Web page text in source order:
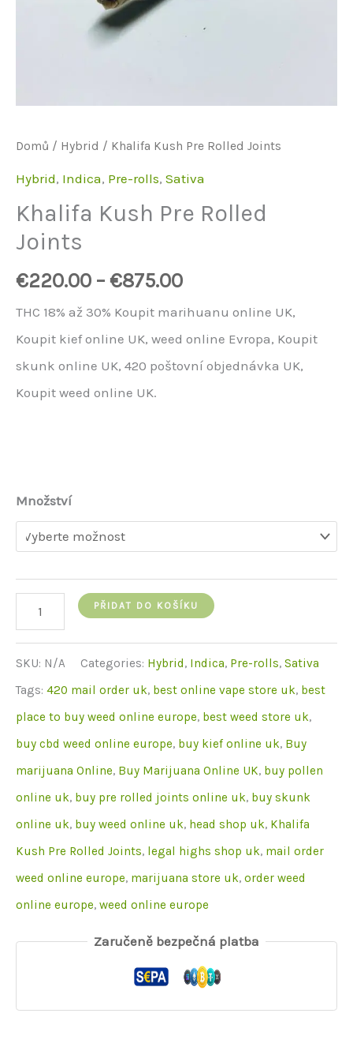
Domů / Hybrid / Khalifa Kush Pre Rolled Joints
Hybrid, Indica, Pre-rolls, Sativa
Khalifa Kush Pre Rolled
Joints
€220.00 – €875.00
THC 18% až 30% Koupit marihuanu online UK,
Koupit kief online UK, weed online Evropa, Koupit
skunk online UK, 420 poštovní objednávka UK,
Koupit weed online UK.
Množství
Khalifa
Kush
Pre
Rolled
Joints
množství
PŘIDAT DO KOŠÍKU
SKU: N/A Categories: Hybrid, Indica, Pre-rolls, Sativa
Tags: 420 mail order uk, best online vape store uk, best
place to buy weed online europe, best weed store uk,
buy cbd weed online europe, buy kief online uk, Buy
marijuana Online, Buy Marijuana Online UK, buy pollen
online uk, buy pre rolled joints online uk, buy skunk
online uk, buy weed online uk, head shop uk, Khalifa
Kush Pre Rolled Joints, legal highs shop uk, mail order
weed online europe, marijuana store uk, order weed
online europe, weed online europe
Zaručeně bezpečná platba